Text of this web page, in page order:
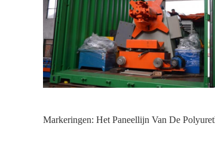
Markeringen: Het Paneellijn Van De